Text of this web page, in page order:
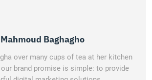
Mahmoud Baghagho
over many cups of tea at her kitchen
brand promise is simple: to provide